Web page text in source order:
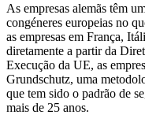
As empresas alemãs têm
congéneres europeias no
as empresas em França,
diretamente a partir da
Execução da UE, as
Grundschutz, uma
que tem sido o padrão de
mais de 25 anos.